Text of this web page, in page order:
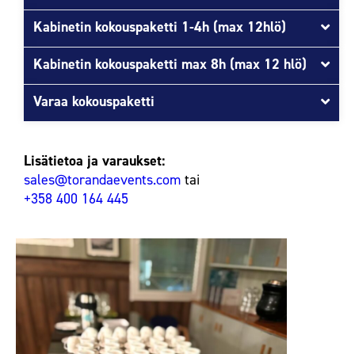
Kabinetin kokouspaketti 1-4h (max 12hlö)
Kabinetin kokouspaketti max 8h (max 12 hlö)
Varaa kokouspaketti
Lisätietoa ja varaukset:
sales@torandaevents.com tai
+358 400 164 445